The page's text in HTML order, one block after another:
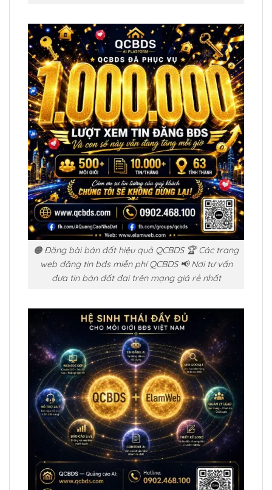
🟠 Đăng bài bán đất hiệu quả QCBDS 🏆 Các trang
web đăng tin bđs miễn phí QCBDS 📢 Nơi tư vấn
đưa tin bán đất đai trên mạng giá rẻ nhất